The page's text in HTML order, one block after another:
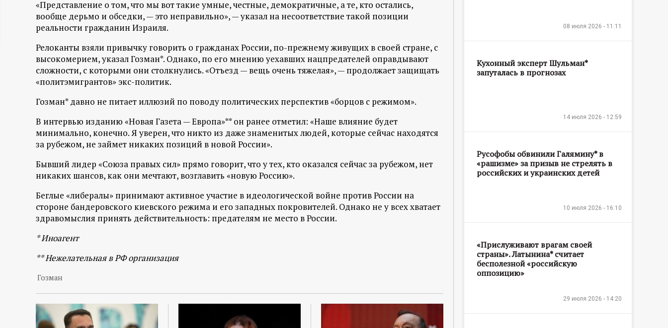
и
о
н
ы
й
п
о
р
т
а
л
«Представление о том, что мы вот такие умные, честные, демократичные, а те, кто остались,
вообще дерьмо и обседки, — это неправильно», — указал на несоответствие такой позиции
реальности гражданин Израиля.
Релоканты взяли привычку говорить о гражданах России, по-прежнему живущих в своей стране, с
высокомерием, указал Гозман*. Однако, по его мнению уехавших нацпредателей оправдывают
сложности, с которыми они столкнулись. «Отъезд — вещь очень тяжелая», — продолжает защищать
«политэмигрантов» экс-политик.
Гозман* давно не питает иллюзий по поводу политических перспектив «борцов с режимом».
В интервью изданию «Новая Газета — Европа»** он ранее отметил: «Наше влияние будет
минимально, конечно. Я уверен, что никто из даже знаменитых людей, которые сейчас находятся
за рубежом, не займет никаких позиций в новой России».
Бывший лидер «Союза правых сил» прямо говорит, что у тех, кто оказался сейчас за рубежом, нет
никаких шансов, как они мечтают, возглавить «новую Россию».
Беглые «либералы» принимают активное участие в идеологической войне против России на
стороне бандеровского киевского режима и его западных покровителей. Однако не у всех хватает
здравомыслия принять действительность: предателям не место в России.
* Иноагент
** Нежелательная в РФ организация
Гозман
08 июля 2026 - 11:11
Кухонный эксперт Шульман*
запуталась в прогнозах
14 июля 2026 - 12:59
Русофобы обвинили Галямину* в
«рашизме» за призыв не стрелять в
российских и украинских детей
10 июля 2026 - 16:10
«Прислуживают врагам своей
страны». Латынина* считает
бесполезной «российскую
оппозицию»
29 июля 2026 - 14:20